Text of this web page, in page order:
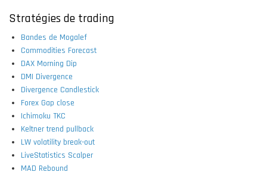
Stratégies de trading
Bandes de Mogalef
Commodities Forecast
DAX Morning Dip
DMI Divergence
Divergence Candlestick
Forex Gap close
Ichimoku TKC
Keltner trend pullback
LW volatility break-out
LiveStatistics Scalper
MAD Rebound